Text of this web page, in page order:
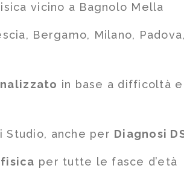
vicino a Bagnolo Mella
Bergamo, Milano,
in base a difficoltà
Studio, anche per Diagnosi
per tutte le fasce d’età